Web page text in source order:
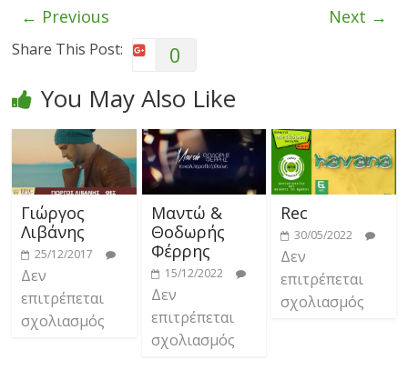
← Previous Next →
Share This Post: 0
You May Also Like
Γιώργος
Λιβάνης
25/12/2017
Δεν
επιτρέπεται
σχολιασμός
Μαντώ &
Θοδωρής
Φέρρης
15/12/2022
Δεν
επιτρέπεται
σχολιασμός
Rec
30/05/2022
Δεν
επιτρέπεται
σχολιασμός